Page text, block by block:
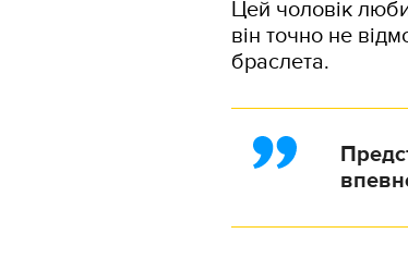
Цей чоловік
він точно не
браслета.